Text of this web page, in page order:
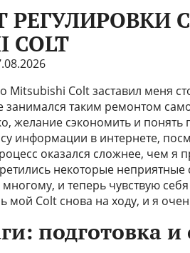
COLT
Mitsubishi Colt заставил меня
занимался таким ремонтом
желание сэкономить и
информации в интернете,
оказался сложнее, чем я
некоторые
и теперь чувствую
мой Colt снова на ходу, и я
подготовка и